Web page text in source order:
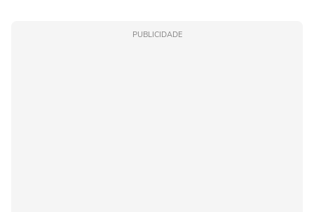
PUBLICIDADE